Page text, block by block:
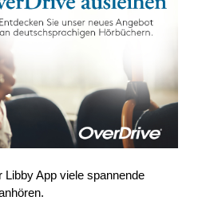
Libby App viele spannende